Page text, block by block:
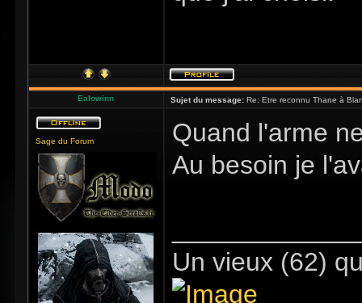
Ealowinn Sujet du message: Re: Etre reconnu Thane à
Sage du Forum
Quand l'arme
Au besoin je
Un vieux (62)